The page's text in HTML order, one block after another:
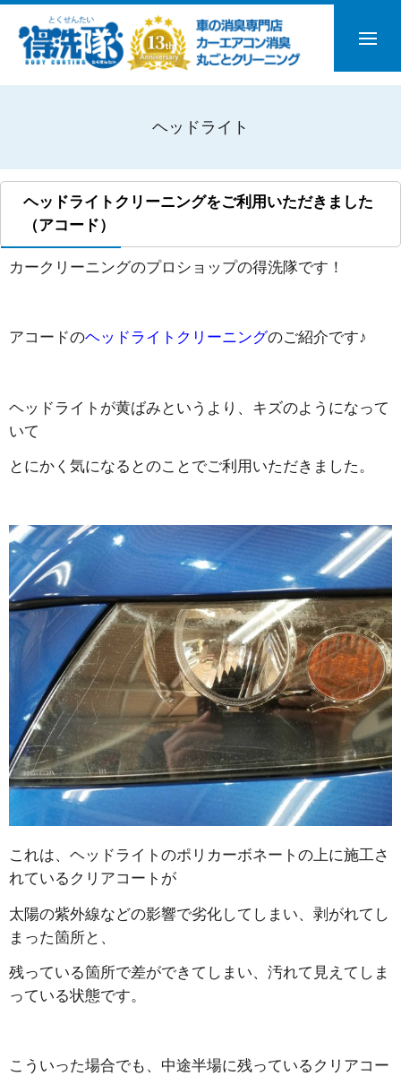
ヘッドライト
ヘッドライトクリーニングをご利用いただきました
（アコード）
カークリーニングのプロショップの得洗隊です！
アコードのヘッドライトクリーニングのご紹介です♪
ヘッドライトが黄ばみというより、キズのようになって
いて
とにかく気になるとのことでご利用いただきました。
これは、ヘッドライトのポリカーボネートの上に施工さ
れているクリアコートが
太陽の紫外線などの影響で劣化してしまい、剥がれてし
まった箇所と、
残っている箇所で差ができてしまい、汚れて見えてしま
っている状態です。
こういった場合でも、中途半場に残っているクリアコー